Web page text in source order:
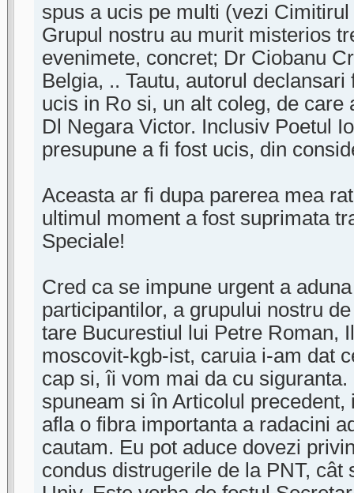
spus a ucis pe multi (vezi
Grupul nostru au murit misterios
evenimete, concret; Dr Ciobanu
Belgia, .. Tautu, autorul
ucis in Ro si, un alt coleg, de care
Dl Negara Victor. Inclusiv Poetul
presupune a fi fost ucis, din
Aceasta ar fi dupa parerea mea
ultimul moment a fost suprimata
Speciale!
Cred ca se impune urgent a
participantilor, a grupului nostru
tare Bucurestiul lui Petre Roman,
moscovit-kgb-ist, caruia i-am dat
cap si, îi vom mai da cu
spuneam si în Articolul precedent,
afla o fibra importanta a radacini
cautam. Eu pot aduce dovezi
condus distrugerile de la PNT, cât